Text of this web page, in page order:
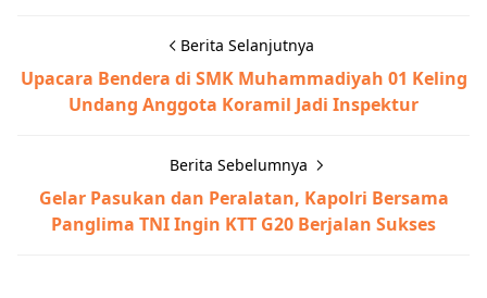
Berita Selanjutnya
Upacara Bendera di SMK Muhammadiyah 01 Keling
Undang Anggota Koramil Jadi Inspektur
Berita Sebelumnya
Gelar Pasukan dan Peralatan, Kapolri Bersama
Panglima TNI Ingin KTT G20 Berjalan Sukses